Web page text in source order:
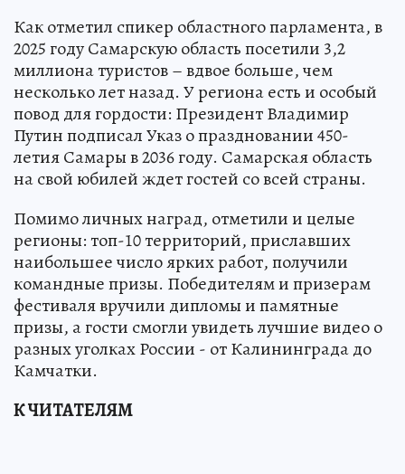
Как отметил спикер областного парламента, в
2025 году Самарскую область посетили 3,2
миллиона туристов – вдвое больше, чем
несколько лет назад. У региона есть и особый
повод для гордости: Президент Владимир
Путин подписал Указ о праздновании 450-
летия Самары в 2036 году. Самарская область
на свой юбилей ждет гостей со всей страны.
Помимо личных наград, отметили и целые
регионы: топ-10 территорий, приславших
наибольшее число ярких работ, получили
командные призы. Победителям и призерам
фестиваля вручили дипломы и памятные
призы, а гости смогли увидеть лучшие видео о
разных уголках России - от Калининграда до
Камчатки.
К ЧИТАТЕЛЯМ